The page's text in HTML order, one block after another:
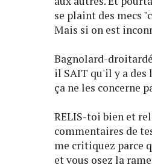
se plaint des mecs
Mais si on est
Bagnolard-
il SAIT qu'il y a des
ça ne les concerne
RELIS-toi bien et
commentaires de
me critiquez parce
et vous osez la